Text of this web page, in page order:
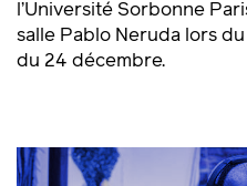
l’Université Sorbonne
salle Pablo Neruda lors
du 24 décembre.